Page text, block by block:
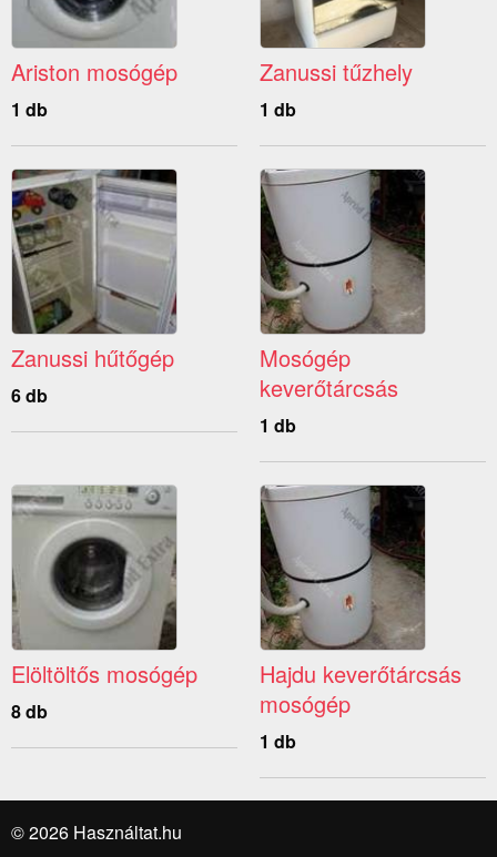
Ariston mosógép
1 db
Zanussi tűzhely
1 db
Zanussi hűtőgép
6 db
Mosógép
keverőtárcsás
1 db
Elöltöltős mosógép
8 db
Hajdu keverőtárcsás
mosógép
1 db
© 2026 Használtat.hu